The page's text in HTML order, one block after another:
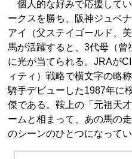
個人的な好みで応援して
ークスを勝ち、阪神ジュベ
アイ（父ステイゴールド、
馬が活躍すると、3代母（曾
に光が当てられる。JRAが
ィティ）戦略で横文字の略
騎手デビューした1987年に
傑である。鞍上の「元祖天
ームと相まって、あの馬の
のシーンのひとつになってい